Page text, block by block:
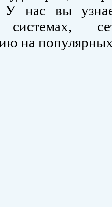
У нас вы
системах,
на